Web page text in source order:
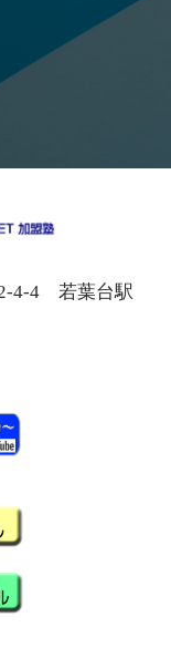
4-4 若葉台駅